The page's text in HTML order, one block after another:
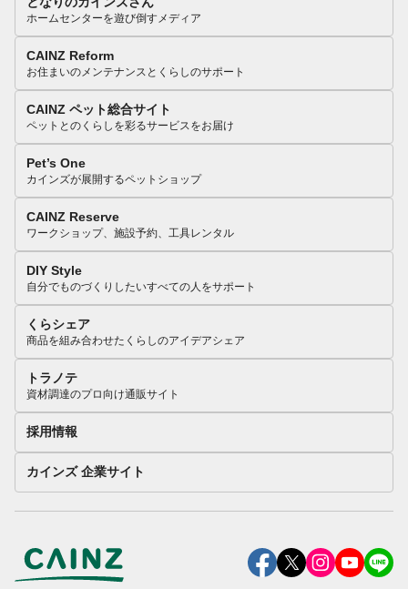
ホームセンターを遊び倒すメディア
CAINZ Reform
お住まいのメンテナンスとくらしのサポート
CAINZ ペット総合サイト
ペットとのくらしを彩るサービスをお届け
Pet’s One
カインズが展開するペットショップ
CAINZ Reserve
ワークショップ、施設予約、工具レンタル
DIY Style
自分でものづくりしたいすべての人をサポート
くらシェア
商品を組み合わせたくらしのアイデアシェア
トラノテ
資材調達のプロ向け通販サイト
採用情報
カインズ 企業サイト